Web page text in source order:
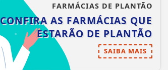
FARMÁCIAS DE PLANTÃO
CONFIRA AS FARMÁCIAS QUE
ESTARÃO DE PLANTÃO
SAIBA MAIS